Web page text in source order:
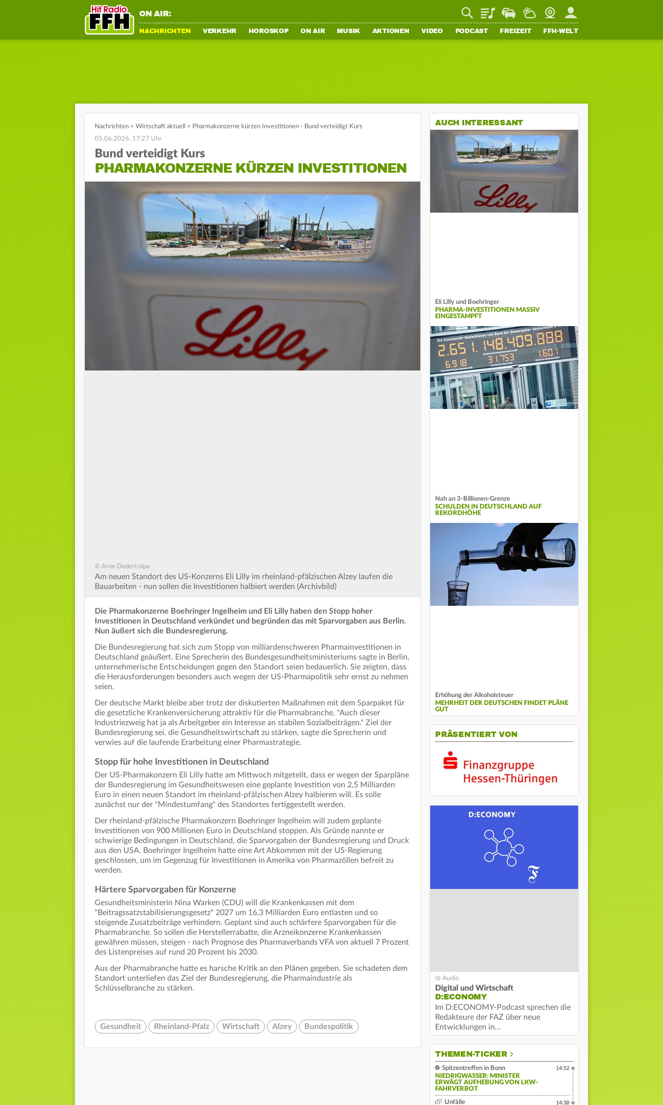
ON AIR: PlaylistStaupilotWetterWebcamMein FFH
NACHRICHTEN VERKEHR HOROSKOP ON AIR MUSIK AKTIONEN VIDEO PODCAST FREIZEIT FFH-WELT
Nachrichten > Wirtschaft aktuell > Pharmakonzerne kürzen Investitionen - Bund verteidigt Kurs
05.06.2026, 17:27 Uhr
Bund verteidigt Kurs
PHARMAKONZERNE KÜRZEN INVESTITIONEN
© Arne Dedert/dpa
Am neuen Standort des US-Konzerns Eli Lilly im rheinland-pfälzischen Alzey laufen die
Bauarbeiten - nun sollen die Investitionen halbiert werden (Archivbild)
Die Pharmakonzerne Boehringer Ingelheim und Eli Lilly haben den Stopp hoher
Investitionen in Deutschland verkündet und begründen das mit Sparvorgaben aus Berlin.
Nun äußert sich die Bundesregierung.
Die Bundesregierung hat sich zum Stopp von milliardenschweren Pharmainvestitionen in
Deutschland geäußert. Eine Sprecherin des Bundesgesundheitsministeriums sagte in Berlin,
unternehmerische Entscheidungen gegen den Standort seien bedauerlich. Sie zeigten, dass
die Herausforderungen besonders auch wegen der US-Pharmapolitik sehr ernst zu nehmen
seien.
Der deutsche Markt bleibe aber trotz der diskutierten Maßnahmen mit dem Sparpaket für
die gesetzliche Krankenversicherung attraktiv für die Pharmabranche. "Auch dieser
Industriezweig hat ja als Arbeitgeber ein Interesse an stabilen Sozialbeiträgen." Ziel der
Bundesregierung sei, die Gesundheitswirtschaft zu stärken, sagte die Sprecherin und
verwies auf die laufende Erarbeitung einer Pharmastrategie.
Stopp für hohe Investitionen in Deutschland
Der US-Pharmakonzern Eli Lilly hatte am Mittwoch mitgeteilt, dass er wegen der Sparpläne
der Bundesregierung im Gesundheitswesen eine geplante Investition von 2,5 Milliarden
Euro in einen neuen Standort im rheinland-pfälzischen Alzey halbieren will. Es solle
zunächst nur der "Mindestumfang" des Standortes fertiggestellt werden.
Der rheinland-pfälzische Pharmakonzern Boehringer Ingelheim will zudem geplante
Investitionen von 900 Millionen Euro in Deutschland stoppen. Als Gründe nannte er
schwierige Bedingungen in Deutschland, die Sparvorgaben der Bundesregierung und Druck
aus den USA. Boehringer Ingelheim hatte eine Art Abkommen mit der US-Regierung
geschlossen, um im Gegenzug für Investitionen in Amerika von Pharmazöllen befreit zu
werden.
Härtere Sparvorgaben für Konzerne
Gesundheitsministerin Nina Warken (CDU) will die Krankenkassen mit dem
"Beitragssatzstabilisierungsgesetz" 2027 um 16,3 Milliarden Euro entlasten und so
steigende Zusatzbeiträge verhindern. Geplant sind auch schärfere Sparvorgaben für die
Pharmabranche. So sollen die Herstellerrabatte, die Arzneikonzerne Krankenkassen
gewähren müssen, steigen - nach Prognose des Pharmaverbands VFA von aktuell 7 Prozent
des Listenpreises auf rund 20 Prozent bis 2030.
Aus der Pharmabranche hatte es harsche Kritik an den Plänen gegeben. Sie schadeten dem
Standort unterliefen das Ziel der Bundesregierung, die Pharmaindustrie als
Schlüsselbranche zu stärken.
Gesundheit Rheinland-Pfalz Wirtschaft Alzey Bundespolitik
AUCH INTERESSANT
Eli Lilly und Boehringer
PHARMA-INVESTITIONEN MASSIV
EINGESTAMPFT
Nah an 3-Billionen-Grenze
SCHULDEN IN DEUTSCHLAND AUF
REKORDHÖHE
Erhöhung der Alkoholsteuer
MEHRHEIT DER DEUTSCHEN FINDET PLÄNE
GUT
PRÄSENTIERT VON
Digital und Wirtschaft
D:ECONOMY
Im D:ECONOMY-Podcast sprechen die
Redakteure der FAZ über neue
Entwicklungen in…
THEMEN-TICKER
Spitzentreffen in Bonn
NIEDRIGWASSER: MINISTER
ERWÄGT AUFHEBUNG VON LKW-
FAHRVERBOT
14:52
Unfälle
14:38